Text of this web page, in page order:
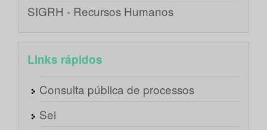
SIGRH - Recursos Humanos
Links rápidos
Consulta pública de processos
Sei